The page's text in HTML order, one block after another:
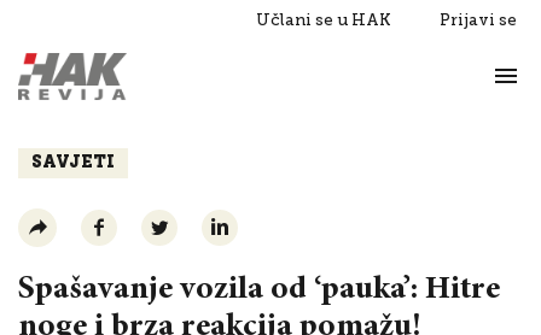
Učlani se u HAK Prijavi se
Razgovori
SAVJETI
Spašavanje vozila od ‘pauka’: Hitre
noge i brza reakcija pomažu!